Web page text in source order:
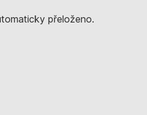
přeloženo.